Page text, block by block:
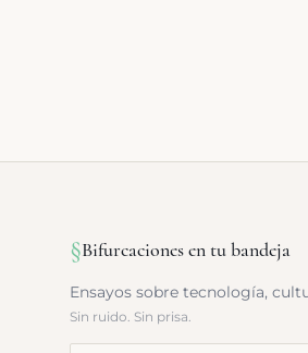
§Bifurcaciones en tu bandeja
Ensayos sobre tecnología,
Sin ruido. Sin prisa.